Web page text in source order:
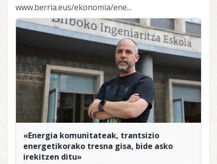
www.berria.eus/ekonomia/ene...
«Energia komunitateak, trantsizio
energetikorako tresna gisa, bide asko
irekitzen ditu»